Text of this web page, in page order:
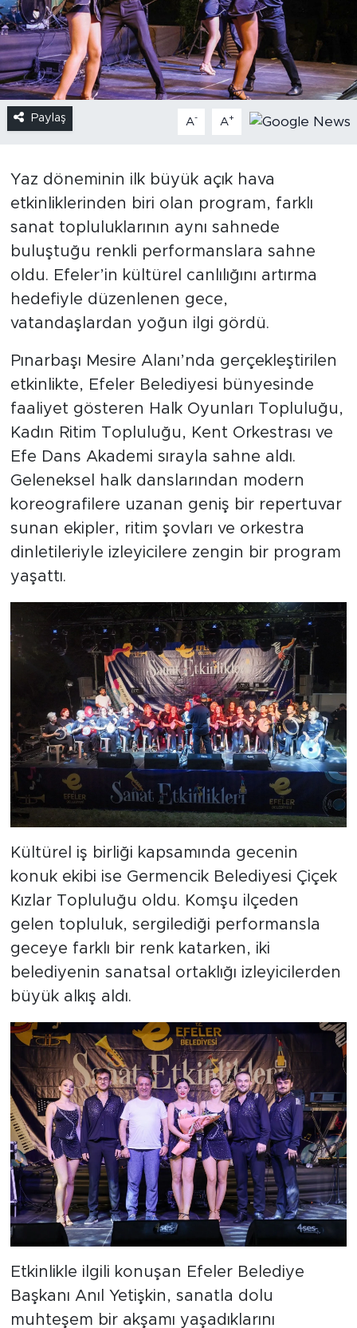
Paylaş A- A+
Yaz döneminin ilk büyük açık hava
etkinliklerinden biri olan program, farklı
sanat topluluklarının aynı sahnede
buluştuğu renkli performanslara sahne
oldu. Efeler’in kültürel canlılığını artırma
hedefiyle düzenlenen gece,
vatandaşlardan yoğun ilgi gördü.
Pınarbaşı Mesire Alanı’nda gerçekleştirilen
etkinlikte, Efeler Belediyesi bünyesinde
faaliyet gösteren Halk Oyunları Topluluğu,
Kadın Ritim Topluluğu, Kent Orkestrası ve
Efe Dans Akademi sırayla sahne aldı.
Geleneksel halk danslarından modern
koreografilere uzanan geniş bir repertuvar
sunan ekipler, ritim şovları ve orkestra
dinletileriyle izleyicilere zengin bir program
yaşattı.
Kültürel iş birliği kapsamında gecenin
konuk ekibi ise Germencik Belediyesi Çiçek
Kızlar Topluluğu oldu. Komşu ilçeden
gelen topluluk, sergilediği performansla
geceye farklı bir renk katarken, iki
belediyenin sanatsal ortaklığı izleyicilerden
büyük alkış aldı.
Etkinlikle ilgili konuşan Efeler Belediye
Başkanı Anıl Yetişkin, sanatla dolu
muhteşem bir akşamı yaşadıklarını